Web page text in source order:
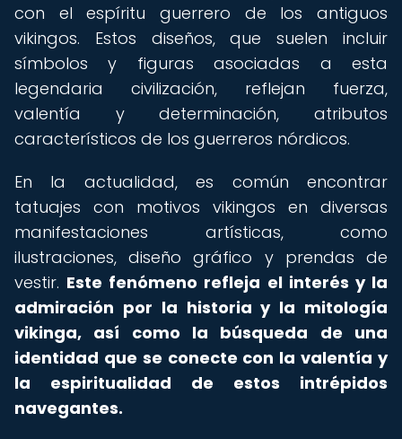
con el espíritu guerrero de los antiguos
vikingos. Estos diseños, que suelen incluir
símbolos y figuras asociadas a esta
legendaria civilización, reflejan fuerza,
valentía y determinación, atributos
característicos de los guerreros nórdicos.
En la actualidad, es común encontrar
tatuajes con motivos vikingos en diversas
manifestaciones artísticas, como
ilustraciones, diseño gráfico y prendas de
vestir. Este fenómeno refleja el interés y la
admiración por la historia y la mitología
vikinga, así como la búsqueda de una
identidad que se conecte con la valentía y
la espiritualidad de estos intrépidos
navegantes.